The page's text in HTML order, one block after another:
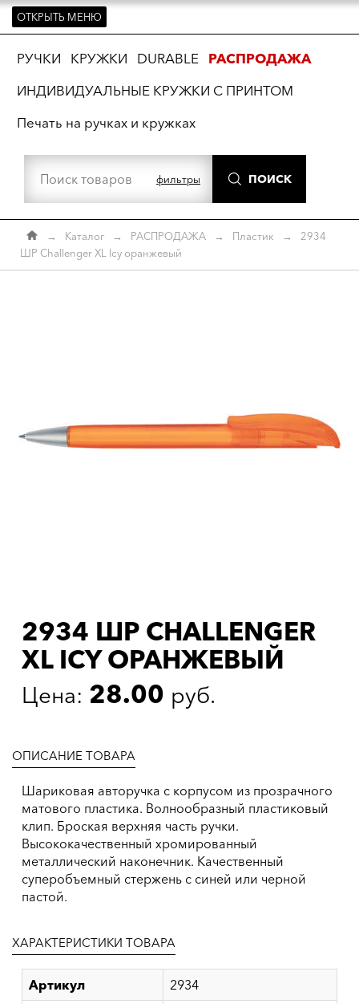
ОТКРЫТЬ МЕНЮ
РУЧКИ КРУЖКИ DURABLE
РАСПРОДАЖА
ИНДИВИДУАЛЬНЫЕ КРУЖКИ С ПРИНТОМ
Печать на ручках и кружках
фильтры ПОИСК
→ Каталог → РАСПРОДАЖА → Пластик →
2934
ШР Challenger XL Icy оранжевый
2934 ШР CHALLENGER
XL ICY ОРАНЖЕВЫЙ
Цена: 28.00 руб.
ОПИСАНИЕ ТОВАРА
Шариковая авторучка с корпусом из прозрачного
матового пластика. Волнообразный пластиковый
клип. Броская верхняя часть ручки.
Высококачественный хромированный
металлический наконечник. Качественный
суперобъемный стержень с синей или черной
пастой.
ХАРАКТЕРИСТИКИ ТОВАРА
Артикул
2934